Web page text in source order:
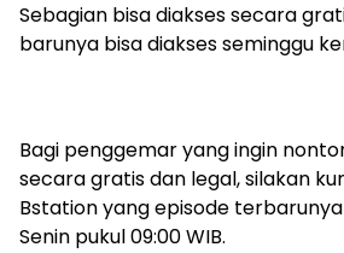
Sebagian bisa diakses secara
barunya bisa diakses seminggu
Bagi penggemar yang ingin
secara gratis dan legal, silakan
Bstation yang episode
Senin pukul 09:00 WIB.